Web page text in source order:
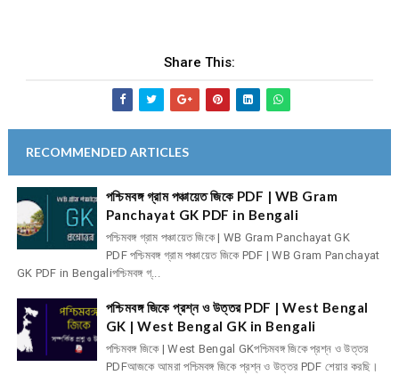
Share This:
RECOMMENDED ARTICLES
পশ্চিমবঙ্গ গ্রাম পঞ্চায়েত জিকে PDF | WB Gram
Panchayat GK PDF in Bengali
পশ্চিমবঙ্গ গ্রাম পঞ্চায়েত জিকে | WB Gram Panchayat GK
PDF পশ্চিমবঙ্গ গ্রাম পঞ্চায়েত জিকে PDF | WB Gram Panchayat
GK PDF in Bengaliপশ্চিমবঙ্গ গ্...
পশ্চিমবঙ্গ জিকে প্রশ্ন ও উত্তর PDF | West Bengal
GK | West Bengal GK in Bengali
পশ্চিমবঙ্গ জিকে | West Bengal GKপশ্চিমবঙ্গ জিকে প্রশ্ন ও উত্তর
PDFআজকে আমরা পশ্চিমবঙ্গ জিকে প্রশ্ন ও উত্তর PDF শেয়ার করছি।